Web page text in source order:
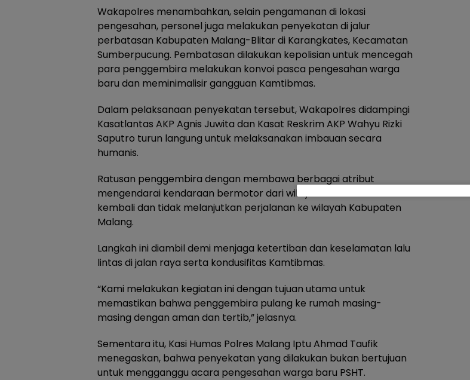
Wakapolres menambahkan, selain pengamanan di lokasi
pengesahan, personel juga melakukan penyekatan di jalur
perbatasan Kabupaten Malang-Blitar di Karangkates, Kecamatan
Sumberpucung. Pembatasan dilakukan kepolisian untuk mencegah
para penggembira melakukan konvoi pasca pengesahan warga
baru dan meminimalisir gangguan Kamtibmas.
Dalam pelaksanaan penyekatan tersebut, Wakapolres didampingi
Kasatlantas AKP Agnis Juwita dan Kasat Reskrim AKP Wahyu Rizki
Saputro turun langung untuk melaksanakan imbauan secara
humanis.
Ratusan penggembira dengan membawa berbagai atribut
mengendarai kendaraan bermotor dari wilayah Blitar diminta untuk
kembali dan tidak melanjutkan perjalanan ke wilayah Kabupaten
Malang.
Langkah ini diambil demi menjaga ketertiban dan keselamatan lalu
lintas di jalan raya serta kondusifitas Kamtibmas.
“Kami melakukan kegiatan ini dengan tujuan utama untuk
memastikan bahwa penggembira pulang ke rumah masing-
masing dengan aman dan tertib,” jelasnya.
Sementara itu, Kasi Humas Polres Malang Iptu Ahmad Taufik
menegaskan, bahwa penyekatan yang dilakukan bukan bertujuan
untuk mengganggu acara pengesahan warga baru PSHT.